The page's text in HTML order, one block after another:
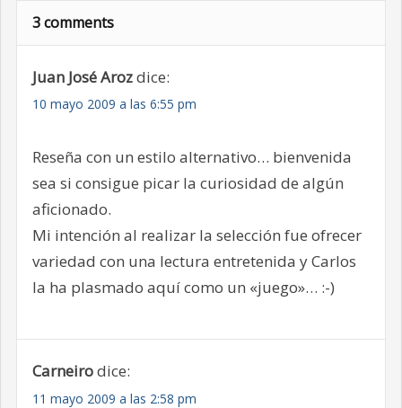
3 comments
Juan José Arozdice:
10 mayo 2009 a las 6:55 pm
Reseña con un estilo alternativo… bienvenida
sea si consigue picar la curiosidad de algún
aficionado.
Mi intención al realizar la selección fue ofrecer
variedad con una lectura entretenida y Carlos
la ha plasmado aquí como un «juego»… :-)
Carneirodice:
11 mayo 2009 a las 2:58 pm